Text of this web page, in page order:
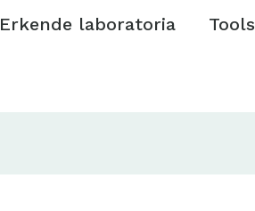
Erkende laboratoria Tools